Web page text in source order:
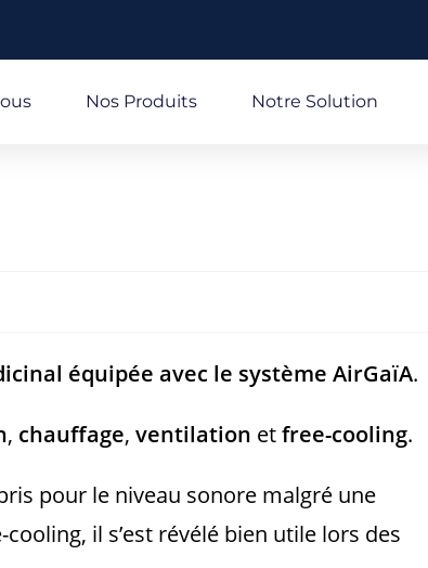
Nos Produits Notre Solution
équipée avec le système AirGaïA.
, chauffage, ventilation etfree-cooling.
pour le niveau sonore malgré une
il s’est révélé bien utile lors des